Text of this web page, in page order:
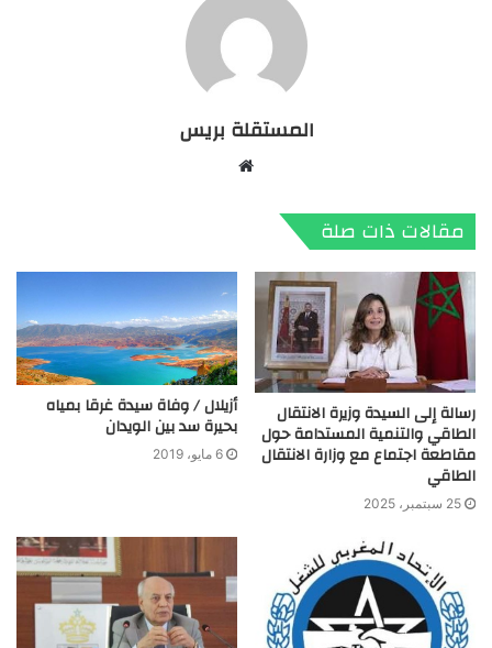
المستقلة بريس
مقالات ذات صلة
رسالة إلى السيدة وزيرة الانتقال
الطاقي والتنمية المستدامة حول
مقاطعة اجتماع مع وزارة الانتقال
الطاقي
25 سبتمبر، 2025
أزيلال / وفاة سيدة غرقا بمياه
بحيرة سد بين الويدان
6 مايو، 2019